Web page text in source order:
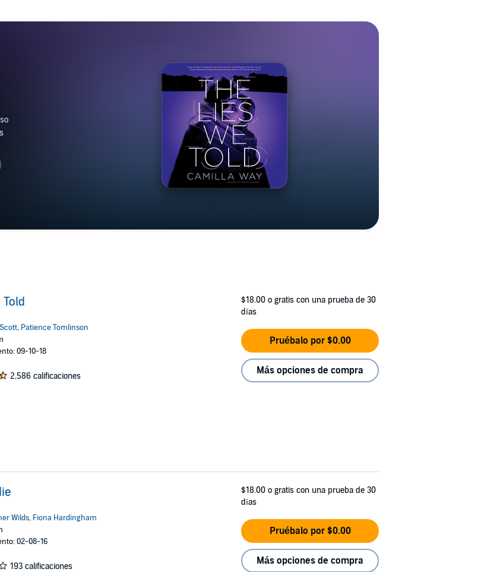
, Patience Tomlinson
09-10-18
2,586 calificaciones
$18.00 o gratis con una prueba de 30
días
Pruébalo por $0.00
Más opciones de compra
Wilds, Fiona Hardingham
02-08-16
193 calificaciones
$18.00 o gratis con una prueba de 30
días
Pruébalo por $0.00
Más opciones de compra